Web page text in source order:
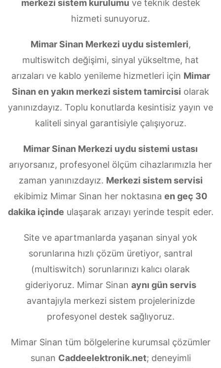
merkezi sistem kurulumu ve teknik destek
hizmeti sunuyoruz.
Mimar Sinan Merkezi uydu sistemleri,
multiswitch değişimi, sinyal yükseltme, hat
arızaları ve kablo yenileme hizmetleri için Mimar
Sinan en yakın merkezi sistem tamircisi olarak
yanınızdayız. Toplu konutlarda kesintisiz yayın ve
kaliteli sinyal garantisiyle çalışıyoruz.
Mimar Sinan Merkezi uydu sistemi ustası
arıyorsanız, profesyonel ölçüm cihazlarımızla her
zaman yanınızdayız. Merkezi sistem servisi
ekibimiz Mimar Sinan her noktasına en geç 30
dakika içinde ulaşarak arızayı yerinde tespit eder.
Site ve apartmanlarda yaşanan sinyal yok
sorunlarına hızlı çözüm üretiyor, santral
(multiswitch) sorunlarınızı kalıcı olarak
gideriyoruz. Mimar Sinan aynı gün servis
avantajıyla merkezi sistem projelerinizde
profesyonel destek sağlıyoruz.
Mimar Sinan tüm bölgelerine kurumsal çözümler
sunan Caddeelektronik.net; deneyimli